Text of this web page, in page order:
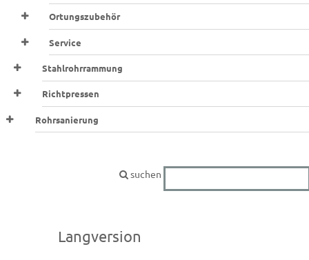
Ortungszubehör
Service
Stahlrohrrammung
Richtpressen
Rohrsanierung
suchen
Langversion